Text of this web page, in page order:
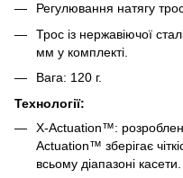
Регулювання натягу
Трос із нержавіючої
мм у комплекті.
Вага: 120 г.
Технології:
X-Actuation™:
Actuation™ зберігає
всьому діапазоні касети.